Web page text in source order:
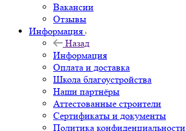
Вакансии
Отзывы
Информация
Назад
Информация
Оплата и доставка
Школа благоустройства
Наши партнёры
Аттестованные строители
Сертификаты и документы
Политика конфиденциальности